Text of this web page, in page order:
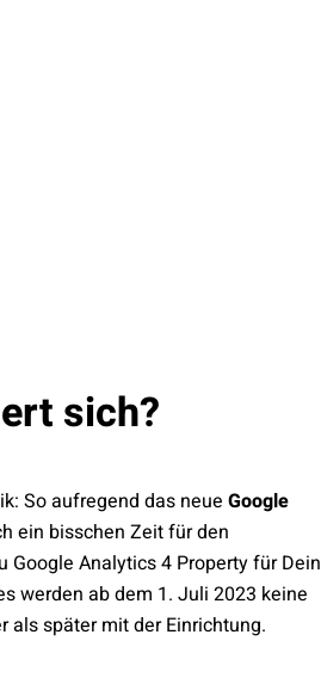
sich?
So aufregend das neue Google
ein bisschen Zeit für den
Google Analytics 4 Property für Dein
werden ab dem 1. Juli 2023 keine
als später mit der Einrichtung.